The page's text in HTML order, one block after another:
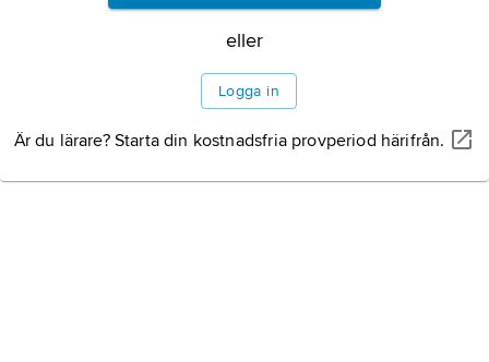
eller
Logga in
Är du lärare? Starta din kostnadsfria provperiod härifrån.